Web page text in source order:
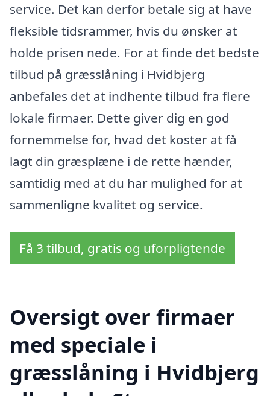
service. Det kan derfor betale sig at have
fleksible tidsrammer, hvis du ønsker at
holde prisen nede. For at finde det bedste
tilbud på græsslåning i Hvidbjerg
anbefales det at indhente tilbud fra flere
lokale firmaer. Dette giver dig en god
fornemmelse for, hvad det koster at få
lagt din græsplæne i de rette hænder,
samtidig med at du har mulighed for at
sammenligne kvalitet og service.
Få 3 tilbud, gratis og uforpligtende
Oversigt over firmaer
med speciale i
græsslåning i Hvidbjerg